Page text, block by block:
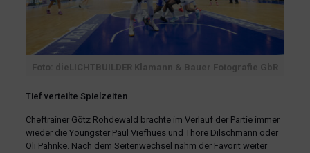
Foto: dieLICHTBUILDER Klamann & Bauer Fotografie GbR
Tief verteilte Spielzeiten
Cheftrainer Götz Rohdewald brachte im Verlauf der Partie immer
wieder die Youngster Paul Viefhues und Thore Dilschmann oder
Oli Pahnke. Nach dem Seitenwechsel nahm der Favorit weiter